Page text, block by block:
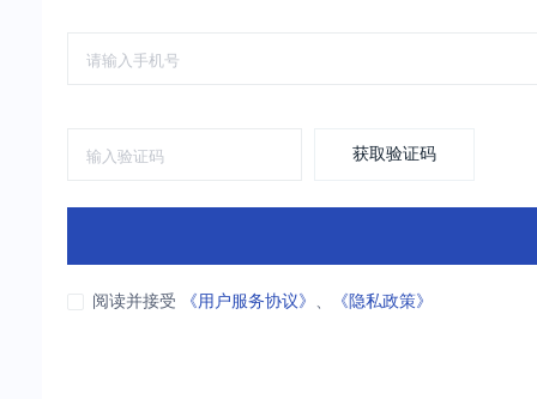
获取验证码
阅读并接受 《用户服务协议》 、 《隐私政策》